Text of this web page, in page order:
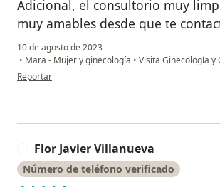
Adicional, el consultorio muy
muy amables desde que te
10 de agosto de 2023
• Mara - Mujer y ginecología • Visita Ginecología y
en opinión del usuario Elizabeth T.R.
Reportar
Flor Javier Villanueva
Número de teléfono verificado